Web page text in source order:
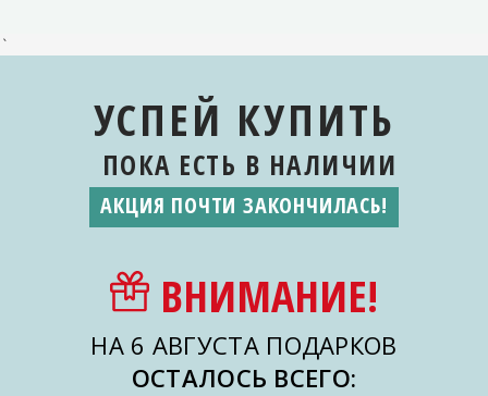
`
УСПЕЙ КУПИТЬ
ПОКА ЕСТЬ В НАЛИЧИИ
АКЦИЯ ПОЧТИ ЗАКОНЧИЛАСЬ!
ВНИМАНИЕ!
НА 6 АВГУСТА ПОДАРКОВ
ОСТАЛОСЬ ВСЕГО: